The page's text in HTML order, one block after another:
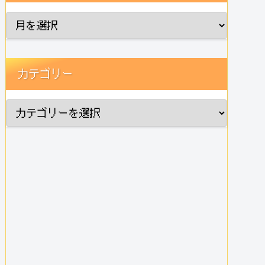
カテゴリー